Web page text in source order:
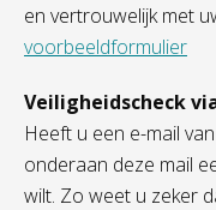
en vertrouwelijk met
voorbeeldformulier
Veiligheidscheck
Heeft u een e-mail
onderaan deze mail
wilt. Zo weet u zeker